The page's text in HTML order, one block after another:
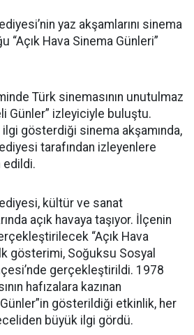
yaz akşamlarını sinema
“Açık Hava Sinema Günleri”
Türk sinemasının unutulmaz
Günler” izleyiciyle buluştu.
ilgi gösterdiği sinema akşamında,
tarafından izleyenlere
edildi.
kültür ve sanat
açık havaya taşıyor. İlçenin
“Açık Hava
gösterimi, Soğuksu Sosyal
gerçekleştirildi. 1978
hafızalara kazınan
gösterildiği etkinlik, her
büyük ilgi gördü.